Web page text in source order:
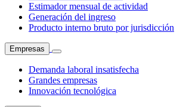
Estimador mensual de actividad
Generación del ingreso
Producto interno bruto por jurisdicción
Empresas
Demanda laboral insatisfecha
Grandes empresas
Innovación tecnológica